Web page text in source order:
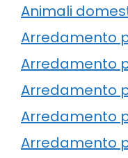
Animali
Arredamento
Arredamento
Arredamento
Arredamento
Arredamento